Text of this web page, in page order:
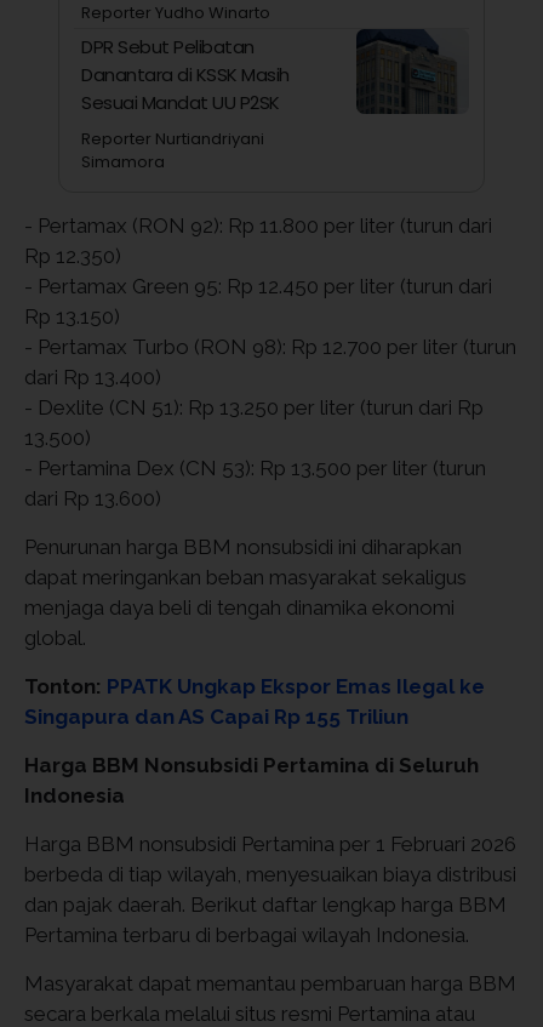
Reporter Yudho Winarto
DPR Sebut Pelibatan
Danantara di KSSK Masih
Sesuai Mandat UU P2SK
Reporter Nurtiandriyani
Simamora
- Pertamax (RON 92): Rp 11.800 per liter (turun dari
Rp 12.350)
- Pertamax Green 95: Rp 12.450 per liter (turun dari
Rp 13.150)
- Pertamax Turbo (RON 98): Rp 12.700 per liter (turun
dari Rp 13.400)
- Dexlite (CN 51): Rp 13.250 per liter (turun dari Rp
13.500)
- Pertamina Dex (CN 53): Rp 13.500 per liter (turun
dari Rp 13.600)
Penurunan harga BBM nonsubsidi ini diharapkan
dapat meringankan beban masyarakat sekaligus
menjaga daya beli di tengah dinamika ekonomi
global.
Tonton: PPATK Ungkap Ekspor Emas Ilegal ke
Singapura dan AS Capai Rp 155 Triliun
Harga BBM Nonsubsidi Pertamina di Seluruh
Indonesia
Harga BBM nonsubsidi Pertamina per 1 Februari 2026
berbeda di tiap wilayah, menyesuaikan biaya distribusi
dan pajak daerah. Berikut daftar lengkap harga BBM
Pertamina terbaru di berbagai wilayah Indonesia.
Masyarakat dapat memantau pembaruan harga BBM
secara berkala melalui situs resmi Pertamina atau